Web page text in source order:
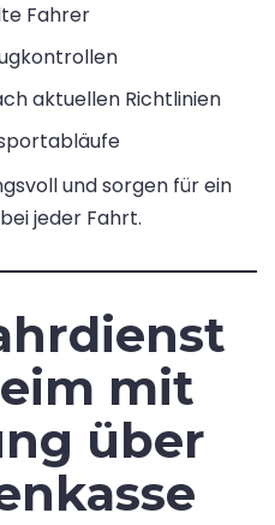
Fahrer
aktuellen Richtlinien
und sorgen für ein
jeder Fahrt.
mit
über